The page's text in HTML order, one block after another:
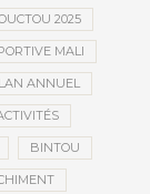
2025
MALI
ANNUEL
BINTOU